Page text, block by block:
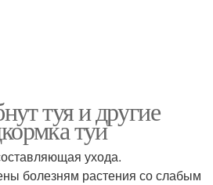
туя и другие
туи
ухода.
болезням растения со слабым